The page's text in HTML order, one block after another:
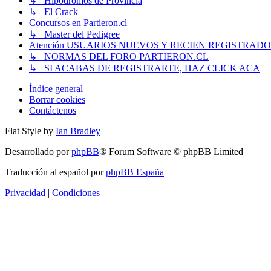
↳ El Crack
Concursos en Partieron.cl
↳ Master del Pedigree
Atención USUARIOS NUEVOS Y RECIEN
↳ NORMAS DEL FORO PARTIERON.CL
↳ SI ACABAS DE REGISTRARTE, HAZ CLICK ACA
Índice general
Borrar cookies
Contáctenos
Flat Style by Ian Bradley
Desarrollado porphpBB® Forum Software © phpBB Limited
Traducción al español porphpBB España
Privacidad | Condiciones